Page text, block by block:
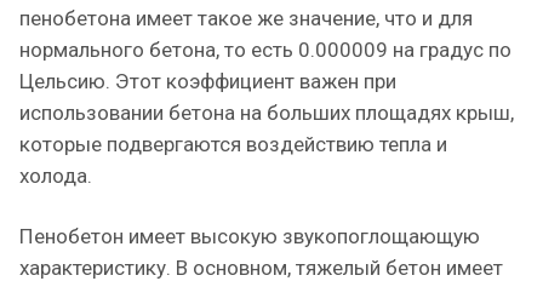
пенобетона имеет такое же значение, что и для
нормального бетона, то есть 0.000009 на градус по
Цельсию. Этот коэффициент важен при
использовании бетона на больших площадях крыш,
которые подвергаются воздействию тепла и
холода.
Пенобетон имеет высокую звукопоглощающую
характеристику. В основном, тяжелый бетон имеет